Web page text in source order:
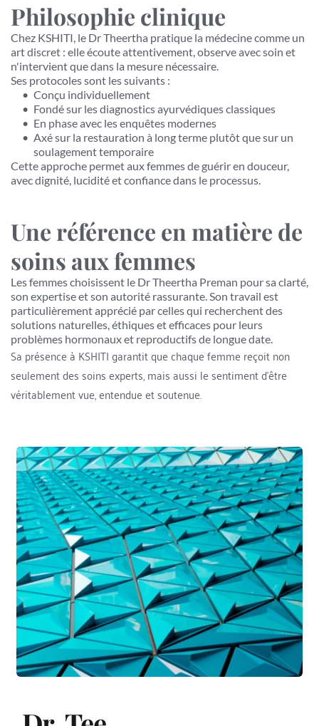
Philosophie clinique
Chez KSHITI, le Dr Theertha pratique la médecine comme un
art discret : elle écoute attentivement, observe avec soin et
n'intervient que dans la mesure nécessaire.
Ses protocoles sont les suivants :
Conçu individuellement
Fondé sur les diagnostics ayurvédiques classiques
En phase avec les enquêtes modernes
Axé sur la restauration à long terme plutôt que sur un
soulagement temporaire
Cette approche permet aux femmes de guérir en douceur,
avec dignité, lucidité et confiance dans le processus.
Une référence en matière de
soins aux femmes
Les femmes choisissent le Dr Theertha Preman pour sa clarté,
son expertise et son autorité rassurante. Son travail est
particulièrement apprécié par celles qui recherchent des
solutions naturelles, éthiques et efficaces pour leurs
problèmes hormonaux et reproductifs de longue date.
Sa présence à KSHITI garantit que chaque femme reçoit non
seulement des soins experts, mais aussi le sentiment d'être
véritablement vue, entendue et soutenue.